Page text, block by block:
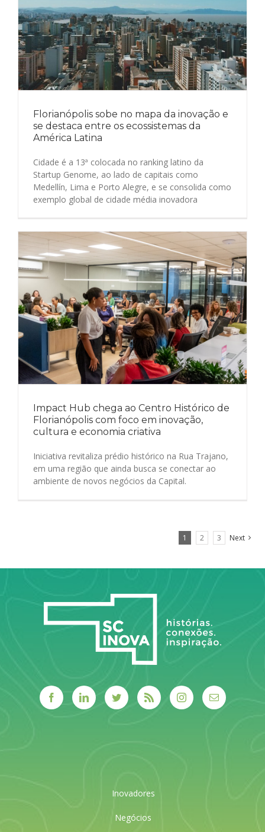
Florianópolis sobe no mapa da inovação e
se destaca entre os ecossistemas da
América Latina
Cidade é a 13ª colocada no ranking latino da
Startup Genome, ao lado de capitais como
Medellín, Lima e Porto Alegre, e se consolida como
exemplo global de cidade média inovadora
Impact Hub chega ao Centro Histórico de
Florianópolis com foco em inovação,
cultura e economia criativa
Iniciativa revitaliza prédio histórico na Rua Trajano,
em uma região que ainda busca se conectar ao
ambiente de novos negócios da Capital.
1 2 3 Next
Inovadores
Negócios